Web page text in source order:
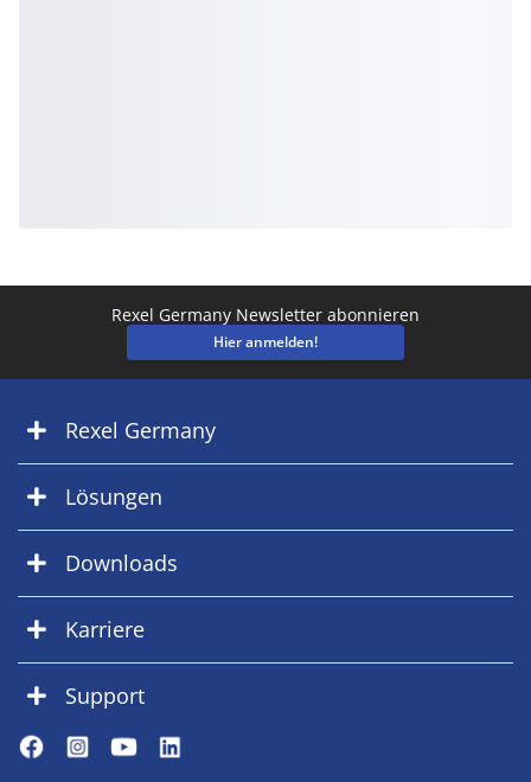
Rexel Germany Newsletter abonnieren
Hier anmelden!
Rexel Germany
Lösungen
Downloads
Karriere
Support